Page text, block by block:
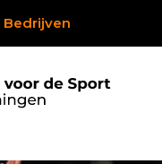
Bedrijven